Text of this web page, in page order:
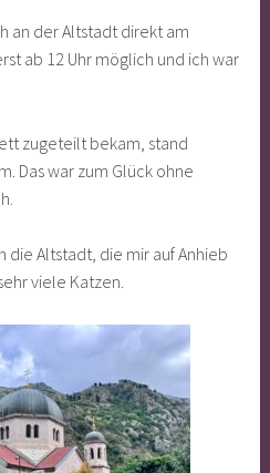
an der Altstadt direkt am
ab 12 Uhr möglich und ich war
zugeteilt bekam, stand
Das war zum Glück ohne
die Altstadt, die mir auf Anhieb
viele Katzen.